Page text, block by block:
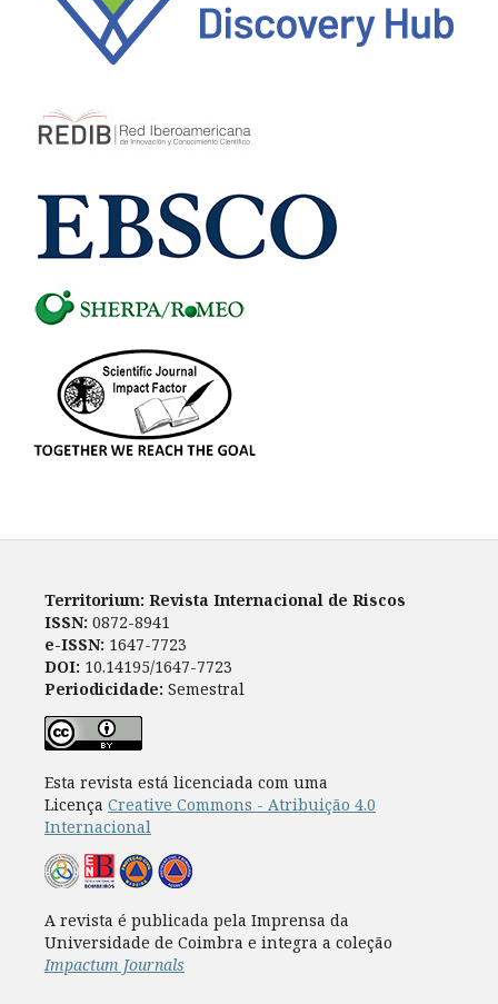
Territorium: Revista Internacional de Riscos
ISSN: 0872-8941
e-ISSN: 1647-7723
DOI: 10.14195/1647-7723
Periodicidade: Semestral
Esta revista está licenciada com uma
Licença Creative Commons - Atribuição 4.0
Internacional
A revista é publicada pela Imprensa da
Universidade de Coimbra e integra a coleção
Impactum Journals